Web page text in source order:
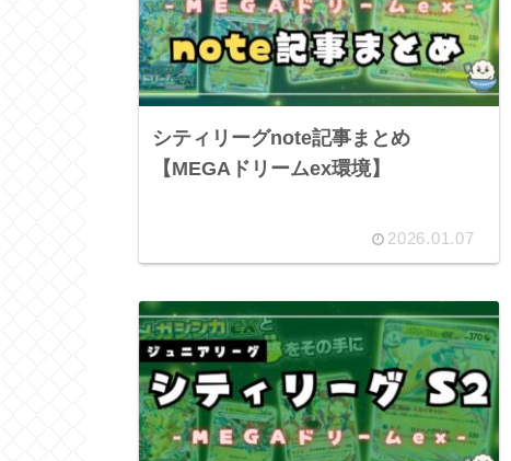
シティリーグnote記事まとめ
【MEGAドリームex環境】
2026.01.07